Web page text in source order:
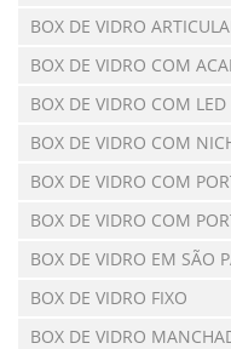
BOX DE VIDRO
BOX DE VIDRO COM
BOX DE VIDRO COM LED
BOX DE VIDRO COM
BOX DE VIDRO COM
BOX DE VIDRO COM
BOX DE VIDRO EM SÃO
BOX DE VIDRO FIXO
BOX DE VIDRO